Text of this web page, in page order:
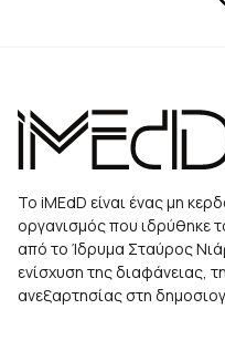
Το iMEdD είναι ένας μη
οργανισμός που ιδρύθηκε
από το Ίδρυμα Σταύρος
ενίσχυση της διαφάνειας,
ανεξαρτησίας στη